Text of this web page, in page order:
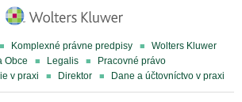
Komplexné právne predpisy
Wolters Kluwer
Obce
Legalis
Pracovné právo
v praxi
Direktor Dane a účtovníctvo v praxi